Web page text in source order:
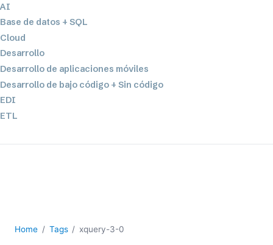
AI
Base de datos + SQL
Cloud
Desarrollo
Desarrollo de aplicaciones móviles
Desarrollo de bajo código + Sin código
EDI
ETL
JSON
XMLHome Tags xquery-3-0